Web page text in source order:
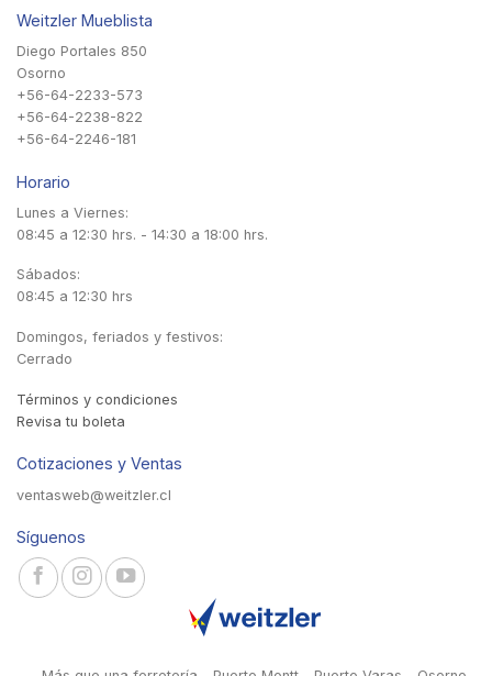
Weitzler Mueblista
Diego Portales 850
Osorno
+56-64-2233-573
+56-64-2238-822
+56-64-2246-181
Horario
Lunes a Viernes:
08:45 a 12:30 hrs. - 14:30 a 18:00 hrs.
Sábados:
08:45 a 12:30 hrs
Domingos, feriados y festivos:
Cerrado
Términos y condiciones
Revisa tu boleta
Cotizaciones y Ventas
ventasweb@weitzler.cl
Síguenos